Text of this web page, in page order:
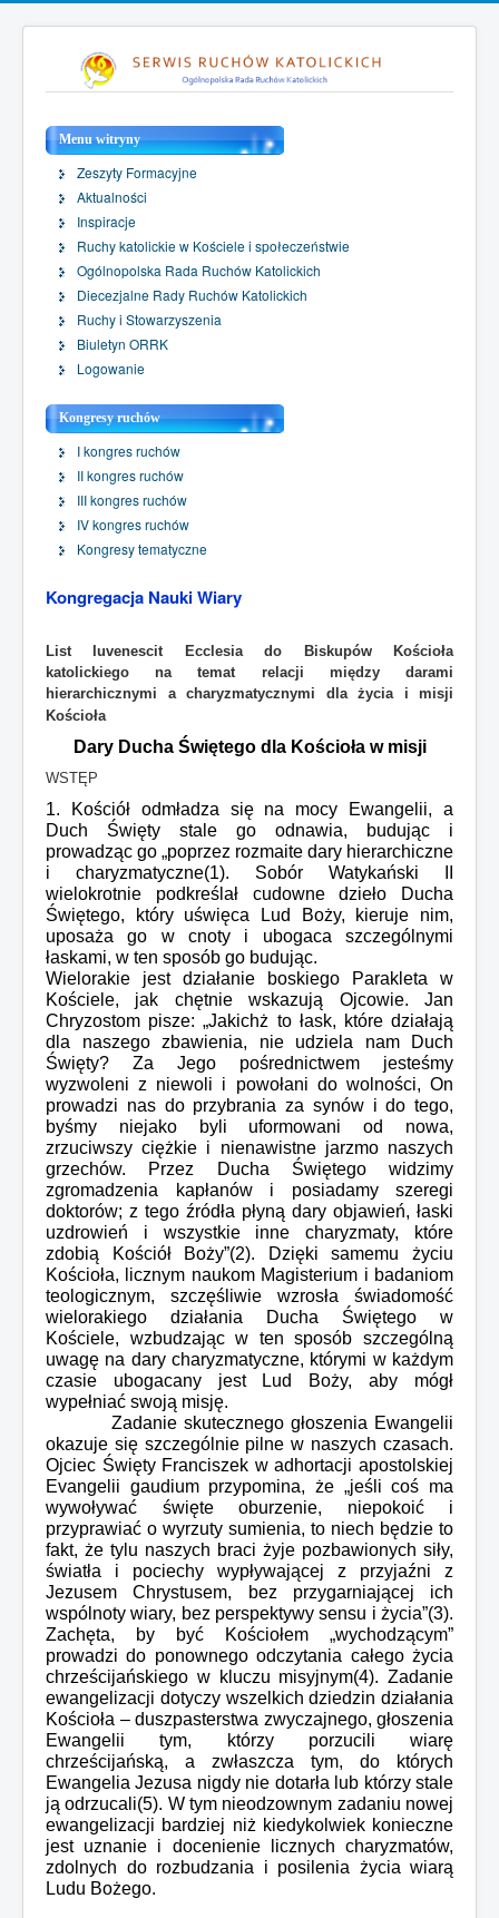
Menu witryny
Zeszyty Formacyjne
Aktualności
Inspiracje
Ruchy katolickie w Kościele i społeczeństwie
Ogólnopolska Rada Ruchów Katolickich
Diecezjalne Rady Ruchów Katolickich
Ruchy i Stowarzyszenia
Biuletyn ORRK
Logowanie
Kongresy ruchów
I kongres ruchów
II kongres ruchów
III kongres ruchów
IV kongres ruchów
Kongresy tematyczne
Kongregacja Nauki Wiary
List Iuvenescit Ecclesia do Biskupów Kościoła
katolickiego na temat relacji między darami
hierarchicznymi a charyzmatycznymi dla życia i misji
Kościoła
Dary Ducha Świętego dla Kościoła w misji
WSTĘP
1. Kościół odmładza się na mocy Ewangelii, a
Duch Święty stale go odnawia, budując i
prowadząc go „poprzez rozmaite dary hierarchiczne
i charyzmatyczne(1). Sobór Watykański II
wielokrotnie podkreślał cudowne dzieło Ducha
Świętego, który uświęca Lud Boży, kieruje nim,
uposaża go w cnoty i ubogaca szczególnymi
łaskami, w ten sposób go budując.
Wielorakie jest działanie boskiego Parakleta w
Kościele, jak chętnie wskazują Ojcowie. Jan
Chryzostom pisze: „Jakichż to łask, które działają
dla naszego zbawienia, nie udziela nam Duch
Święty? Za Jego pośrednictwem jesteśmy
wyzwoleni z niewoli i powołani do wolności, On
prowadzi nas do przybrania za synów i do tego,
byśmy niejako byli uformowani od nowa,
zrzuciwszy ciężkie i nienawistne jarzmo naszych
grzechów. Przez Ducha Świętego widzimy
zgromadzenia kapłanów i posiadamy szeregi
doktorów; z tego źródła płyną dary objawień, łaski
uzdrowień i wszystkie inne charyzmaty, które
zdobią Kościół Boży”(2). Dzięki samemu życiu
Kościoła, licznym naukom Magisterium i badaniom
teologicznym, szczęśliwie wzrosła świadomość
wielorakiego działania Ducha Świętego w
Kościele, wzbudzając w ten sposób szczególną
uwagę na dary charyzmatyczne, którymi w każdym
czasie ubogacany jest Lud Boży, aby mógł
wypełniać swoją misję.
Zadanie skutecznego głoszenia Ewangelii
okazuje się szczególnie pilne w naszych czasach.
Ojciec Święty Franciszek w adhortacji apostolskiej
Evangelii gaudium przypomina, że „jeśli coś ma
wywoływać święte oburzenie, niepokoić i
przyprawiać o wyrzuty sumienia, to niech będzie to
fakt, że tylu naszych braci żyje pozbawionych siły,
światła i pociechy wypływającej z przyjaźni z
Jezusem Chrystusem, bez przygarniającej ich
wspólnoty wiary, bez perspektywy sensu i życia”(3).
Zachęta, by być Kościołem „wychodzącym”
prowadzi do ponownego odczytania całego życia
chrześcijańskiego w kluczu misyjnym(4). Zadanie
ewangelizacji dotyczy wszelkich dziedzin działania
Kościoła – duszpasterstwa zwyczajnego, głoszenia
Ewangelii tym, którzy porzucili wiarę
chrześcijańską, a zwłaszcza tym, do których
Ewangelia Jezusa nigdy nie dotarła lub którzy stale
ją odrzucali(5). W tym nieodzownym zadaniu nowej
ewangelizacji bardziej niż kiedykolwiek konieczne
jest uznanie i docenienie licznych charyzmatów,
zdolnych do rozbudzania i posilenia życia wiarą
Ludu Bożego.